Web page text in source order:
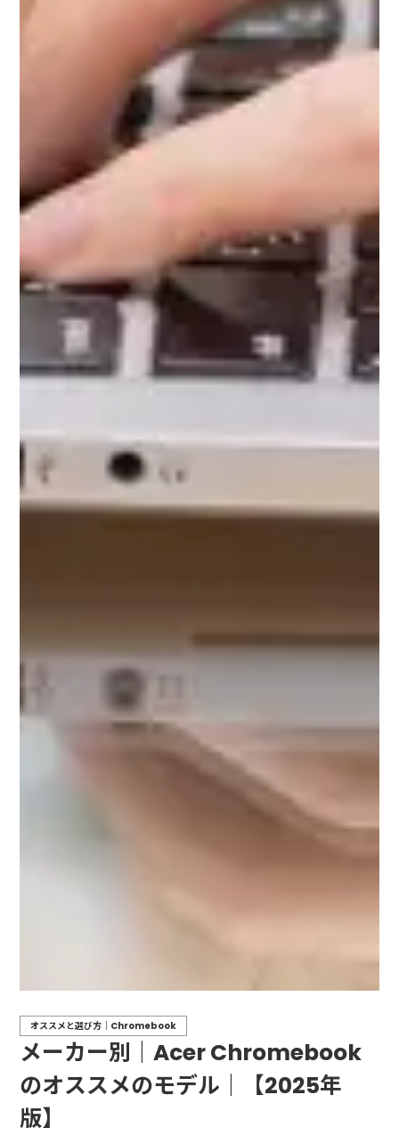
メーカー別｜Acer Chromebook
のオススメのモデル｜【2025年
版】
オススメと選び方｜Chromebook